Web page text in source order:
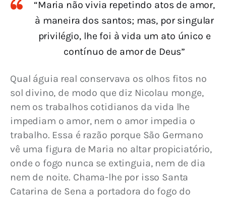
“Maria não vivia repetindo atos de amor,
à maneira dos santos; mas, por singular
privilégio, lhe foi à vida um ato único e
contínuo de amor de Deus”
Qual águia real conservava os olhos fitos no
sol divino, de modo que diz Nicolau monge,
nem os trabalhos cotidianos da vida lhe
impediam o amor, nem o amor impedia o
trabalho. Essa é razão porque São Germano
vê uma figura de Maria no altar propiciatório,
onde o fogo nunca se extinguia, nem de dia
nem de noite. Chama-lhe por isso Santa
Catarina de Sena a portadora do fogo do